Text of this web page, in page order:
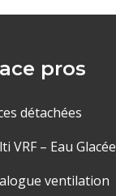
pros
détachées
VRF – Eau Glacée
ventilation